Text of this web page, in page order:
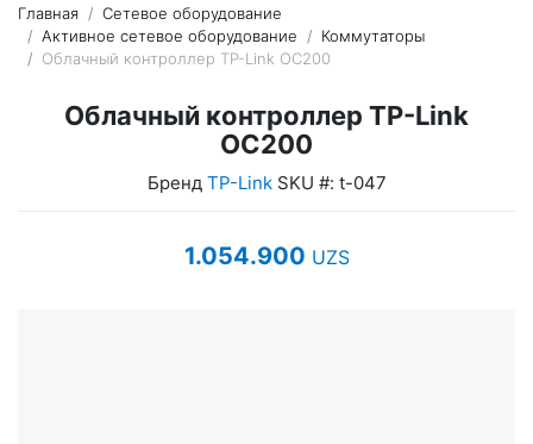
Микрофон
Напольные розетки
Оборудование Mikrotik
Модемы ADSL, Wan/Lan Роутеры, Wi-Fi
Главная
Сетевое оборудование
Активное сетевое оборудование
Коммутаторы
Облачный контроллер TP-Link OC200
Облачный контроллер TP-Link
OC200
Бренд TP-Link SKU #: t-047
1.054.900 UZS